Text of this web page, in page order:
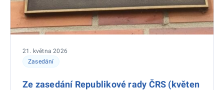
Zasedání
21. května 2026
Ze zasedání Republikové rady ČRS (květen